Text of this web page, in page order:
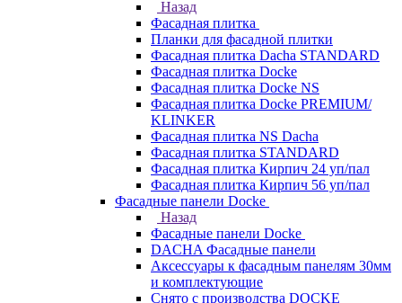
Назад
Фасадная плитка
Планки для фасадной плитки
Фасадная плитка Dacha STANDARD
Фасадная плитка Docke
Фасадная плитка Docke NS
Фасадная плитка Docke PREMIUM/
KLINKER
Фасадная плитка NS Dacha
Фасадная плитка STANDARD
Фасадная плитка Кирпич 24 уп/пал
Фасадная плитка Кирпич 56 уп/пал
Фасадные панели Docke
Назад
Фасадные панели Docke
DACHA Фасадные панели
Аксессуары к фасадным панелям 30мм
и комплектующие
Снято с производства DOCKE